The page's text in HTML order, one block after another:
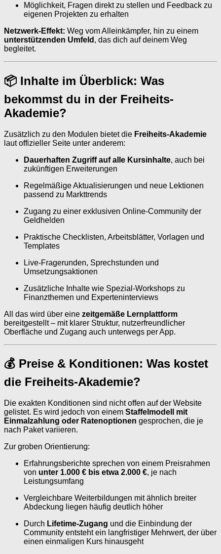
Möglichkeit, Fragen direkt zu stellen und Feedback zu
eigenen Projekten zu erhalten
Netzwerk-Effekt: Weg vom Alleinkämpfer, hin zu einem
unterstützenden Umfeld , das dich auf deinem Weg
begleitet.
📦 Inhalte im Überblick: Was
bekommst du in der Freiheits-
Akademie?
Zusätzlich zu den Modulen bietet die Freiheits-Akademie
laut offizieller Seite unter anderem:
Dauerhaften Zugriff auf alle Kursinhalte, auch bei
zukünftigen Erweiterungen
Regelmäßige Aktualisierungen und neue Lektionen
passend zu Markttrends
Zugang zu einer exklusiven Online-Community der
Geldhelden
Praktische Checklisten, Arbeitsblätter, Vorlagen und
Templates
Live-Fragerunden, Sprechstunden und
Umsetzungsaktionen
Zusätzliche Inhalte wie Spezial-Workshops zu
Finanzthemen und Experteninterviews
All das wird über eine zeitgemäße Lernplattform
bereitgestellt – mit klarer Struktur, nutzerfreundlicher
Oberfläche und Zugang auch unterwegs per App.
💰 Preise & Konditionen: Was kostet
die Freiheits-Akademie?
Die exakten Konditionen sind nicht offen auf der Website
gelistet. Es wird jedoch von einem Staffelmodell mit
Einmalzahlung oder Ratenoptionen gesprochen, die je
nach Paket variieren.
Zur groben Orientierung:
Erfahrungsberichte sprechen von einem Preisrahmen
von unter 1.000 € bis etwa 2.000 €, je nach
Leistungsumfang
Vergleichbare Weiterbildungen mit ähnlich breiter
Abdeckung liegen häufig deutlich höher
Durch Lifetime-Zugang und die Einbindung der
Community entsteht ein langfristiger Mehrwert, der über
einen einmaligen Kurs hinausgeht